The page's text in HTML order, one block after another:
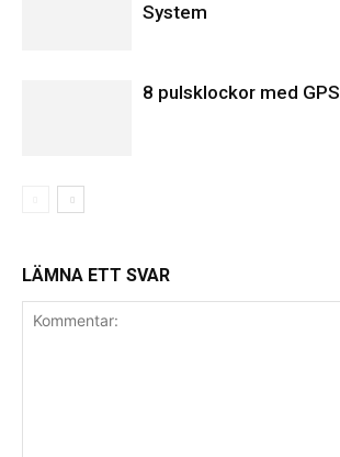
System
8 pulsklockor med GPS
LÄMNA ETT SVAR